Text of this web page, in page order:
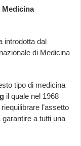
Medicina
introdotta dal
di Medicina
tipo di medicina
il quale nel 1968
l’assetto
a tutti una